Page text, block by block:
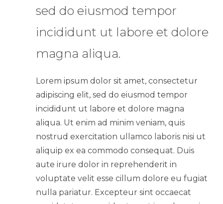
sed do eiusmod tempor
incididunt ut labore et dolore
magna aliqua.
Lorem ipsum dolor sit amet, consectetur
adipiscing elit, sed do eiusmod tempor
incididunt ut labore et dolore magna
aliqua. Ut enim ad minim veniam, quis
nostrud exercitation ullamco laboris nisi ut
aliquip ex ea commodo consequat. Duis
aute irure dolor in reprehenderit in
voluptate velit esse cillum dolore eu fugiat
nulla pariatur. Excepteur sint occaecat